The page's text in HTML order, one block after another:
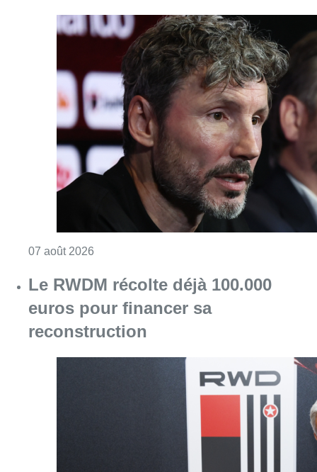
Consulter l'article "“La tactique doit être
Le RWDM récolte déjà 100.000
euros pour financer sa
reconstruction
Consulter l'article "Le RWDM récolte déjà
Europa League : Anderlecht s’est
sorti du piège tendu par le PAOK